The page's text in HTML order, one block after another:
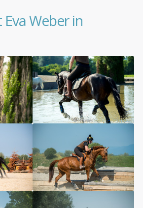
Eva Weber in